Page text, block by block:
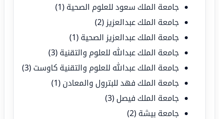
جامعة الملك سعود للعلوم الصحية (1)
جامعة الملك عبدالعزيز (2)
جامعة الملك عبدالعزيز الصحية (1)
جامعة الملك عبدالله للعلوم والتقنية (3)
جامعة الملك عبدالله للعلوم والتقنية كاوست (3)
جامعة الملك فهد للبترول والمعادن (1)
جامعة الملك فيصل (3)
جامعة بيشة (2)